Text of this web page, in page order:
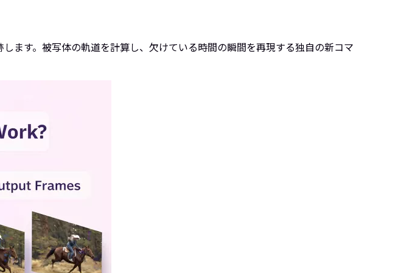
ます。被写体の軌道を計算し、欠けている時間の瞬間を再現する独自の新コマ